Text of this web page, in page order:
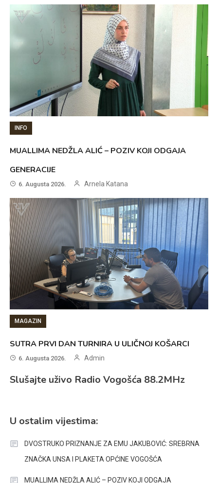
INFO
MUALLIMA NEDŽLA ALIĆ – POZIV KOJI ODGAJA
GENERACIJE
6. Augusta 2026. Arnela Katana
MAGAZIN
SUTRA PRVI DAN TURNIRA U ULIČNOJ KOŠARCI
6. Augusta 2026. Admin
Slušajte uživo Radio Vogošća 88.2MHz
U ostalim vijestima:
DVOSTRUKO PRIZNANJE ZA EMU JAKUBOVIĆ: SREBRNA
ZNAČKA UNSA I PLAKETA OPĆINE VOGOŠĆA
MUALLIMA NEDŽLA ALIĆ – POZIV KOJI ODGAJA